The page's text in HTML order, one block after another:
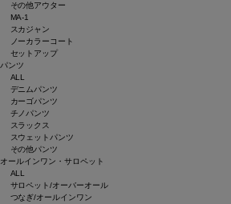
その他アウター
MA-1
スカジャン
ノーカラーコート
セットアップ
パンツ
ALL
デニムパンツ
カーゴパンツ
チノパンツ
スラックス
スウェットパンツ
その他パンツ
オールインワン・サロペット
ALL
サロペット/オーバーオール
つなぎ/オールインワン